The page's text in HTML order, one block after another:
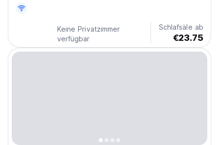
Keine Privatzimmer
verfügbar
Schlafsäle ab
€23.75